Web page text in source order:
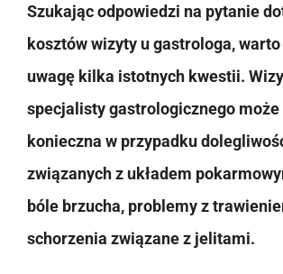
Szukając odpowiedzi na pytanie
kosztów wizyty u gastrologa,
uwagę kilka istotnych kwestii.
specjalisty gastrologicznego może
konieczna w przypadku
związanych z układem
bóle brzucha, problemy z
schorzenia związane z jelitami.